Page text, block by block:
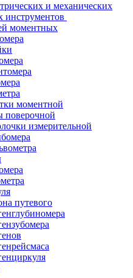
и механических
инструментов
моментных
моментной
поверочной
измерительной
путевого